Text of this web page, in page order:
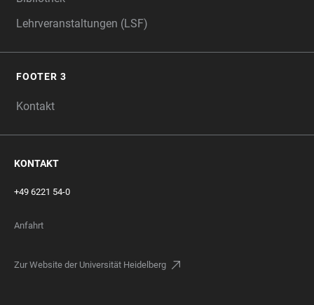
Lehrveranstaltungen (LSF)
FOOTER 3
Kontakt
KONTAKT
+49 6221 54-0
Anfahrt
Zur Website der Universität Heidelberg